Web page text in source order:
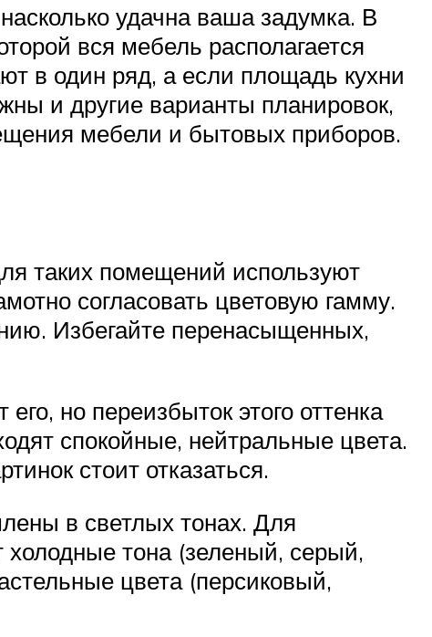
удачна ваша задумка. В
вся мебель располагается
в один ряд, а если площадь кухни
и другие варианты планировок,
мебели и бытовых приборов.
таких помещений используют
согласовать цветовую гамму.
Избегайте перенасыщенных,
но переизбыток этого оттенка
спокойные, нейтральные цвета.
стоит отказаться.
в светлых тонах. Для
тона (зеленый, серый,
цвета (персиковый,